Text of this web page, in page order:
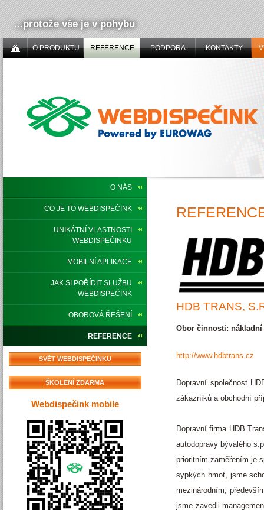
...protože vše je v pohybu
O PRODUKTU REFERENCE PODPORA KONTAKTY
O NÁS
CO JE TO WEBDISPEČINK
UNIKÁTNÍ VLASTNOSTI
WEBDISPEČINKU
MOBILNÍ APLIKACE
JAK SI POŘÍDIT SLUŽBU
WEBDISPEČINK
OBOROVÁ ŘEŠENÍ
REFERENCE
SVĚT WEBDISPEČINKU
ŠKOLENÍ ZDARMA
Webdispečink mobile
HDB TRANS,
Obor činnosti:
http://www.hdbtrans.cz
Dopravní společnost
zákazníků a obchodní
Dopravní firma HDB
autodopravy bývalého
prioritním zaměřením je
sypkých hmot, jsme
mezinárodním,
jsme zavedli